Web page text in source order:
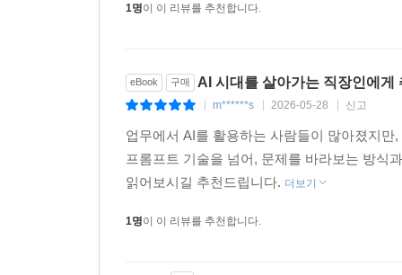
1명이 이 리뷰를 추천합니다.
eBook 구매 AI 시대를 살아가는 직장인에게
m******s 2026-05-28 신고
업무에서 AI를 활용하는 사람들이 많아졌지
프롬프트 기술을 넘어, 문제를 바라보는 방식
읽어보시길 추천드립니다. 더보기
1명이 이 리뷰를 추천합니다.